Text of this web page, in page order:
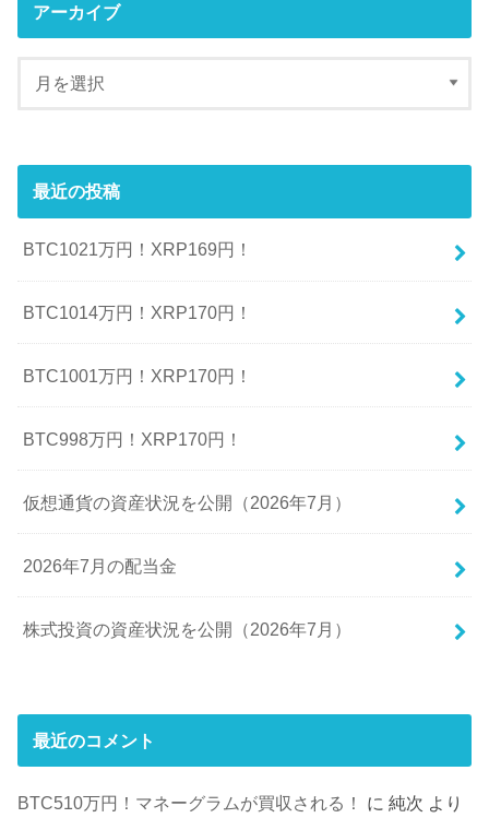
アーカイブ
最近の投稿
BTC1021万円！XRP169円！
BTC1014万円！XRP170円！
BTC1001万円！XRP170円！
BTC998万円！XRP170円！
仮想通貨の資産状況を公開（2026年7月）
2026年7月の配当金
株式投資の資産状況を公開（2026年7月）
最近のコメント
BTC510万円！マネーグラムが買収される！ に純次 より